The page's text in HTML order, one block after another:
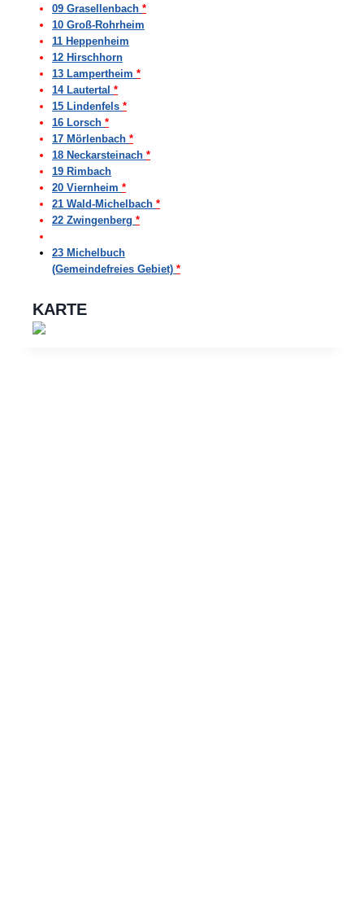
09 Grasellenbach *
10 Groß-Rohrheim
11 Heppenheim
12 Hirschhorn
13 Lampertheim *
14 Lautertal *
15 Lindenfels *
16 Lorsch *
17 Mörlenbach *
18 Neckarsteinach *
19 Rimbach
20 Viernheim *
21 Wald-Michelbach *
22 Zwingenberg *
23 Michelbuch
(Gemeindefreies Gebiet) *
KARTE